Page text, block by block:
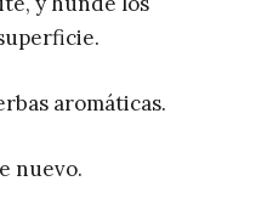
aromáticas.
nuevo.